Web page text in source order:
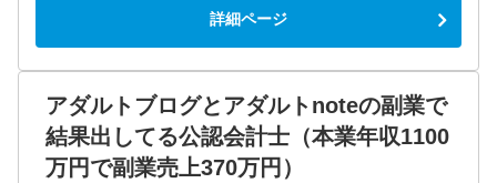
詳細ページ
アダルトブログとアダルトnoteの副業で
結果出してる公認会計士（本業年収1100
万円で副業売上370万円）